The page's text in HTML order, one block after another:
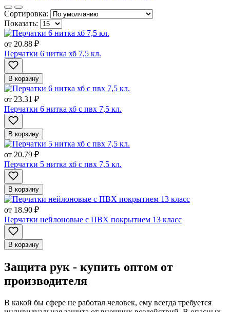
Сортировка:
Показать:
от 20.88 ₽
Перчатки 6 нитка хб 7,5 кл.
В корзину
от 23.31 ₽
Перчатки 6 нитка хб с пвх 7,5 кл.
В корзину
от 20.79 ₽
Перчатки 5 нитка хб с пвх 7,5 кл.
В корзину
от 18.90 ₽
Перчатки нейлоновые с ПВХ покрытием 13 класс
В корзину
Защита рук - купить оптом от
производителя
В какой бы сфере не работал человек, ему всегда требуется